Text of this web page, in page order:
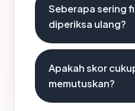
Seberapa sering
diperiksa ulang?
Apakah skor
memutuskan?